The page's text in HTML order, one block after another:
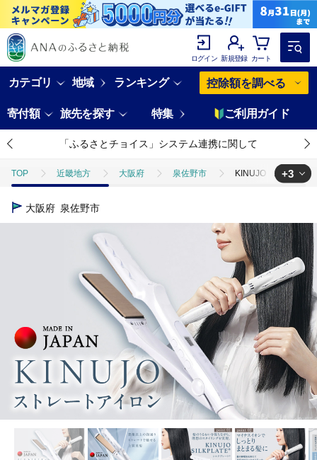
ログイン 新規登録 カート
カテゴリ 地域 ランキング 控除額を調べる
寄付額 旅先を探す 特集 ご利用ガイド
「ふるさとチョイス」システム連携に関して
TOP 近畿地方 大阪府 泉佐野市 KINUJO ストレート
TOP
KINUJO ストレートヘアアイロン ホワイト【国内
KINUJO ストレートヘアア
+3
大阪府 泉佐野市